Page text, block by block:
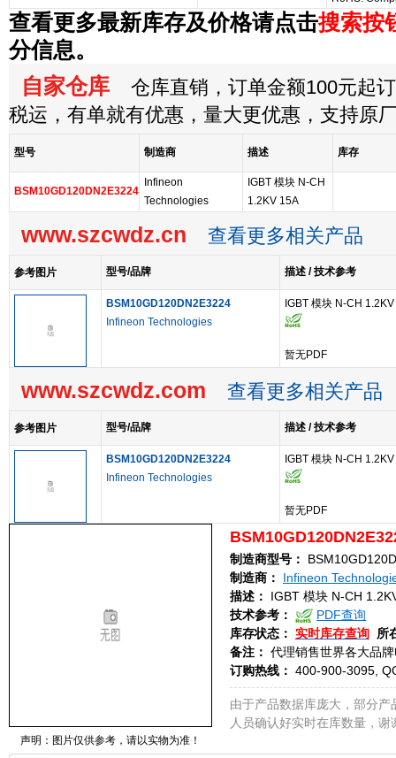
查看更多最新库存及价格请点击搜索按
分信息。
自家仓库 仓库直销，订单金额100元起
税运，有单就有优惠，量大更优惠，支持原
型号 制造商 描述 库存
BSM10GD120DN2E3224
Infineon
Technologies
IGBT 模块 N-CH
1.2KV 15A
www.szcwdz.cn 查看更多相关产品
参考图片 型号/品牌 描述 / 技术参考
BSM10GD120DN2E3224
Infineon Technologies
IGBT 模块 N-CH
暂无PDF
www.szcwdz.com 查看更多相关产品
参考图片 型号/品牌 描述 / 技术参考
BSM10GD120DN2E3224
Infineon Technologies
IGBT 模块 N-CH
暂无PDF
声明：图片仅供参考，请以实物为准！
制造商型号：
制造商：
Infineon
描述：
IGBT 模块 N-CH
技术参考：
PDF查询
库存状态： 实时库存查询
所
备注： 代理销售世界各大品
订购热线： 400-900-3095,
由于产品数据库庞大，部分
人员确认好实时在库数量，谢